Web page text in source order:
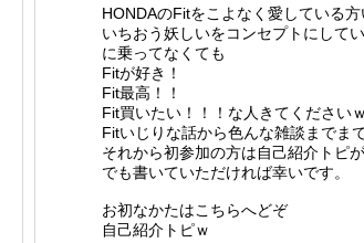
HONDAのFitをこよなく愛している
いちおう妖しいをコンセプトにして
に乗ってなくても
Fitが好き！
Fit最高！！
Fit買いたい！！！な人きてください
Fitいじりな話から色んな雑談までま
それから初参加の方は自己紹介トピ
でも書いていただければ幸いです。
お初なかたはこちらへどぞ
自己紹介トピｗ